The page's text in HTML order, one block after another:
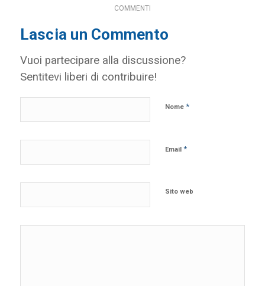
COMMENTI
Lascia un Commento
Vuoi partecipare alla discussione?
Sentitevi liberi di contribuire!
Nome *
Email *
Sito web